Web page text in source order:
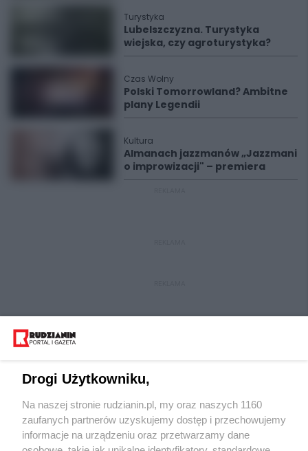
Turystyka
Lubelszczyzna. Turystyka
wiejska, czy agroturystyka?
Czas Wolny
Polski Tomorrowland? Ambitne
plany Legendii
Kultura
Almanach jazzmanów „Jazzmani
o improwizacji" – premiera
Wydawca mediów lokalnych
Drogi Użytkowniku,
Na naszej stronie rudzianin.pl, my oraz naszych 1160
zaufanych partnerów uzyskujemy dostęp i przechowujemy
informacje na urządzeniu oraz przetwarzamy dane